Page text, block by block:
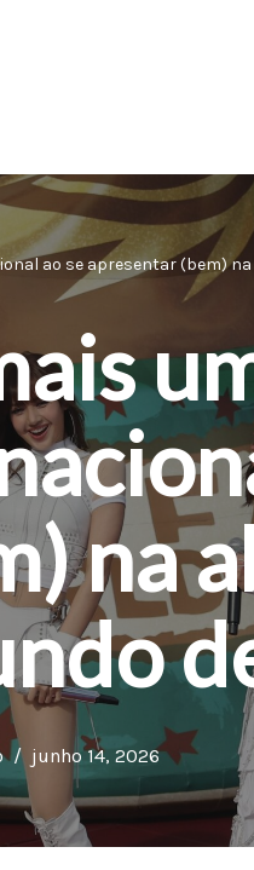
ao se apresentar (bem) na
na
junho 14, 2026